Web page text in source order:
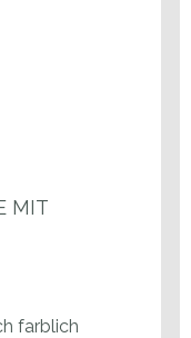
MIT
farblich